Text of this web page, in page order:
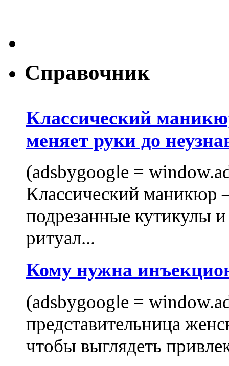
Справочник
Классический
меняет руки до
(adsbygoogle =
Классический маникюр
подрезанные кутикулы
ритуал...
Кому нужна
(adsbygoogle =
представительница
чтобы выглядеть